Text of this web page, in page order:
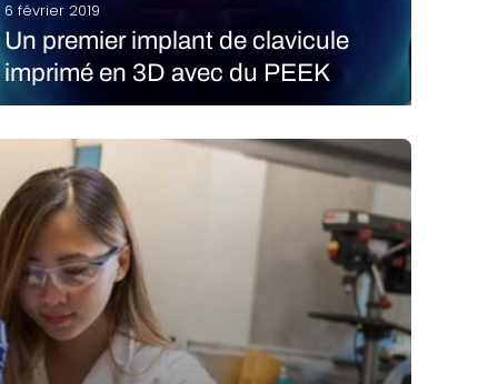
6 février 2019
Un premier implant de clavicule
imprimé en 3D avec du PEEK
de Médecine de Kunming en Chine a réussi à
implanter avec succès la première clavicule
imprimée en 3D avec du PEEK, en collaboration avec
la société IEMAI 3D. Une étape significative pour…
LIRE LA SUITE